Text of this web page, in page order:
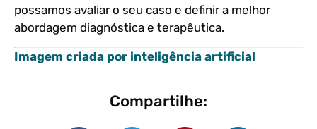
possamos avaliar o seu caso e definir a melhor
abordagem diagnóstica e terapêutica.
Imagem criada por inteligência artificial
Compartilhe: